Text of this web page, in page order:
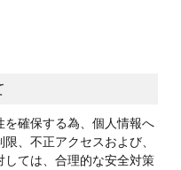
確保する為、個人情報へ
、不正アクセスおよび、
ては、合理的な安全対策